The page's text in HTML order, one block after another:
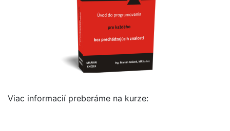
Viac informacií preberáme na kurze: